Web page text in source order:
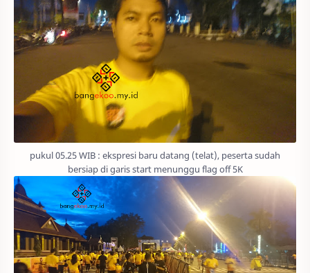
pukul 05.25 WIB : ekspresi baru datang (telat), peserta sudah
bersiap di garis start menunggu flag off 5K